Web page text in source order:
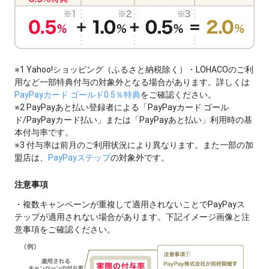
※1 Yahoo!ショッピング（ふるさと納税除く）・LOHACOのご利
用など一部特典付与の対象外となる場合があります。詳しくは
PayPayカード ゴールド0.5％特典をご確認ください。
※2 PayPayあと払い登録者による「PayPayカード ゴール
ド/PayPayカード払い」または「PayPayあと払い」利用時の基
本付与率です。
※3 付与率は前月のご利用状況により異なります。また一部の加
盟店は、 PayPayステップの対象外です。
注意事項
・複数キャンペーンが重複して適用されないことでPayPayス
テップが適用されない場合があります。下記イメージ画像と注
意事項をご確認ください。